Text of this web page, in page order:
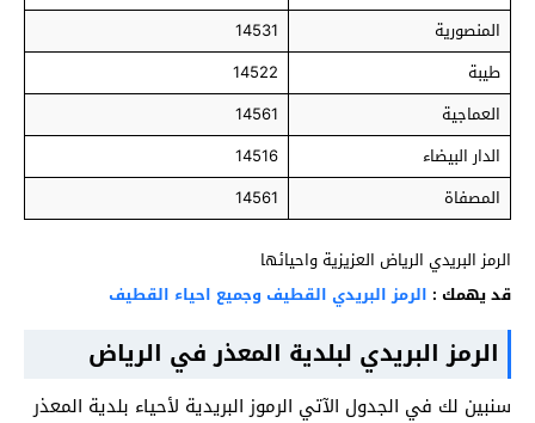
المنصورية
14531
طيبة
14522
العماجية
14561
الدار البيضاء
14516
المصفاة
14561
الرمز البريدي الرياض العزيزية واحيائها
قد يهمك : الرمز البريدي القطيف وجميع احياء القطيف
الرمز البريدي لبلدية المعذر في الرياض
سنبين لك في الجدول الآتي الرموز البريدية لأحياء بلدية المعذر